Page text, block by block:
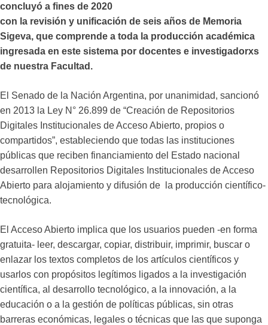
concluyó a fines de 2020
con la revisión y unificación de seis años de Memoria
Sigeva, que comprende a toda la producción académica
ingresada en este sistema por docentes e investigadorxs
de nuestra Facultad.
El Senado de la Nación Argentina, por unanimidad, sancionó
en 2013 la Ley N° 26.899 de “Creación de Repositorios
Digitales Institucionales de Acceso Abierto, propios o
compartidos”, estableciendo que todas las instituciones
públicas que reciben financiamiento del Estado nacional
desarrollen Repositorios Digitales Institucionales de Acceso
Abierto para alojamiento y difusión de la producción científico-
tecnológica.
El Acceso Abierto implica que los usuarios pueden -en forma
gratuita- leer, descargar, copiar, distribuir, imprimir, buscar o
enlazar los textos completos de los artículos científicos y
usarlos con propósitos legítimos ligados a la investigación
científica, al desarrollo tecnológico, a la innovación, a la
educación o a la gestión de políticas públicas, sin otras
barreras económicas, legales o técnicas que las que suponga